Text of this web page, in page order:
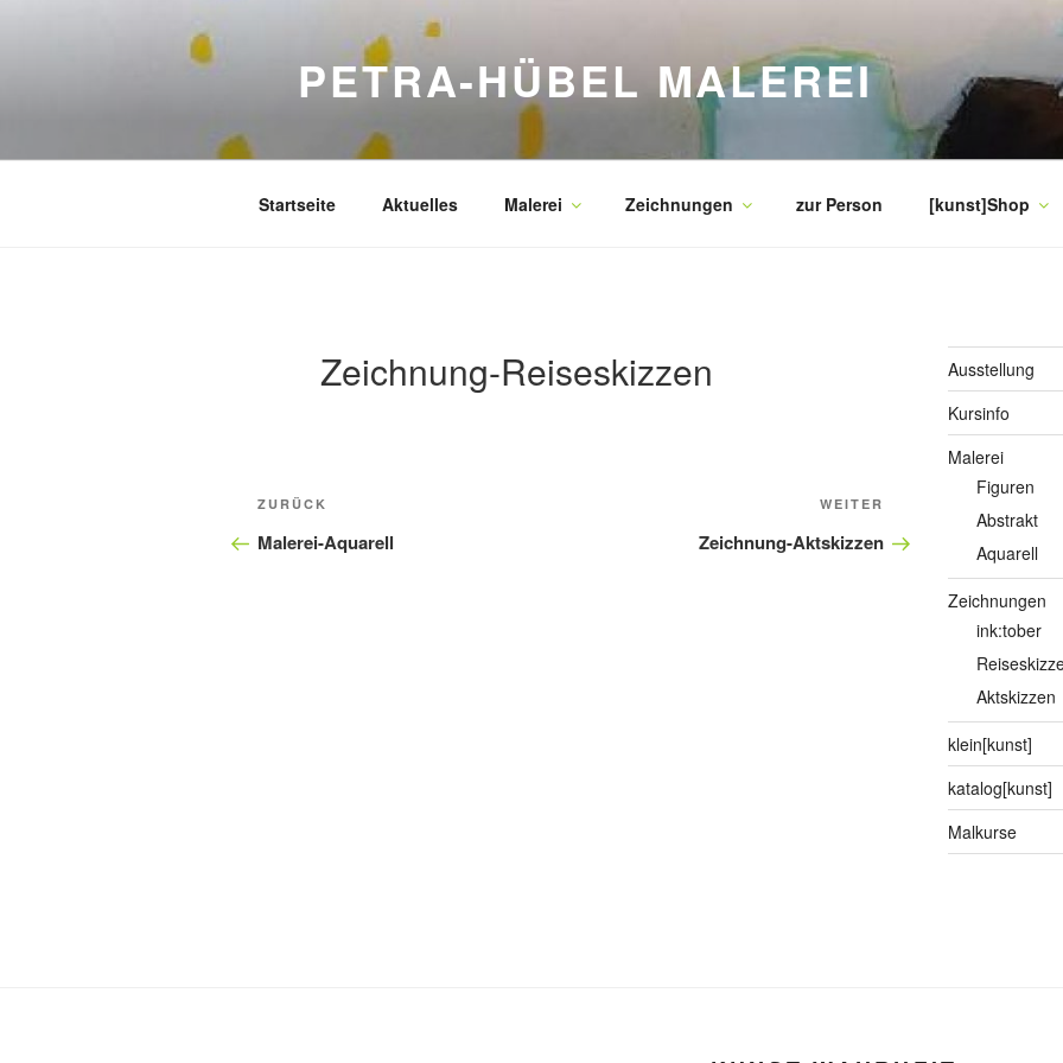
PETRA-HÜBEL MALEREI
Startseite Aktuelles Malerei Zeichnungen zur Person [kunst]Shop
Zeichnung-Reiseskizzen
Beitragsnavigation
Vorheriger
Beitrag
ZURÜCK
Malerei-Aquarell
Beitrag
WEITER
Zeichnung-Aktskizzen
Ausstellung
Kursinfo
Malerei
Figuren
Abstrakt
Aquarell
Zeichnungen
ink:tober
Aktskizzen
klein[kunst]
katalog[kunst]
Malkurse